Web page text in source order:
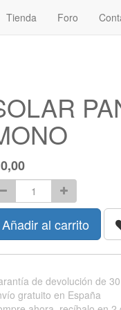
Tienda Foro
0,00
Añadir al carrito
de devolución de
gratuito en España